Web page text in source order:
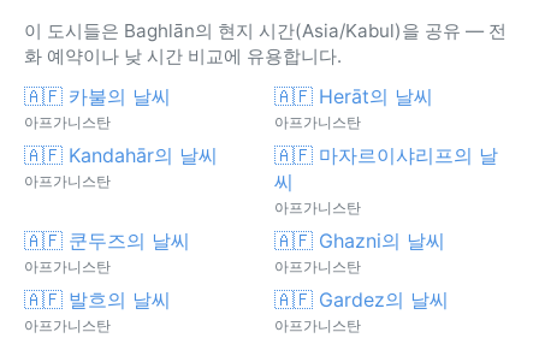
이 도시들은 Baghlān의 현지 시간(Asia/Kabul)을 공유 — 전
화 예약이나 낮 시간 비교에 유용합니다.
🇦🇫 카불의 날씨
아프가니스탄
🇦🇫 Herāt의 날씨
아프가니스탄
🇦🇫 Kandahār의 날씨
아프가니스탄
🇦🇫 마자르이샤리프의 날
씨
아프가니스탄
🇦🇫 쿤두즈의 날씨
아프가니스탄
🇦🇫 Ghazni의 날씨
아프가니스탄
🇦🇫 발흐의 날씨
아프가니스탄
🇦🇫 Gardez의 날씨
아프가니스탄